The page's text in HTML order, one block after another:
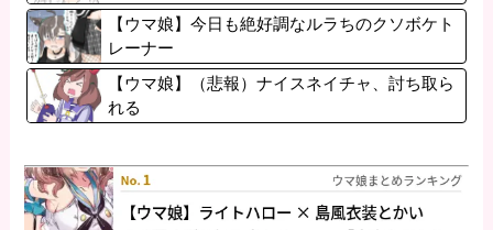
【ウマ娘】今日も絶好調なルラちのクソボケト
レーナー
【ウマ娘】（悲報）ナイスネイチャ、討ち取ら
れる